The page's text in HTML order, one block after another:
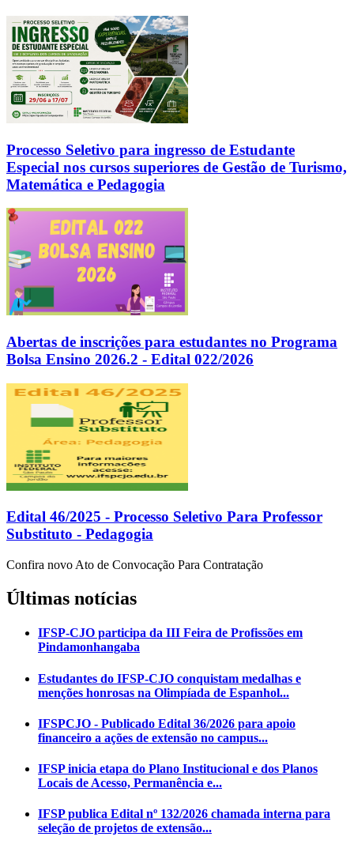
Processo Seletivo para ingresso de Estudante
Especial nos cursos superiores de Gestão de Turismo,
Matemática e Pedagogia
Abertas de inscrições para estudantes no Programa
Bolsa Ensino 2026.2 - Edital 022/2026
Edital 46/2025 - Processo Seletivo Para Professor
Substituto - Pedagogia
Confira novo Ato de Convocação Para Contratação
Últimas notícias
IFSP-CJO participa da III Feira de Profissões em
Pindamonhangaba
Estudantes do IFSP-CJO conquistam medalhas e
menções honrosas na Olimpíada de Espanhol...
IFSPCJO - Publicado Edital 36/2026 para apoio
financeiro a ações de extensão no campus...
IFSP inicia etapa do Plano Institucional e dos Planos
Locais de Acesso, Permanência e...
IFSP publica Edital nº 132/2026 chamada interna para
seleção de projetos de extensão...